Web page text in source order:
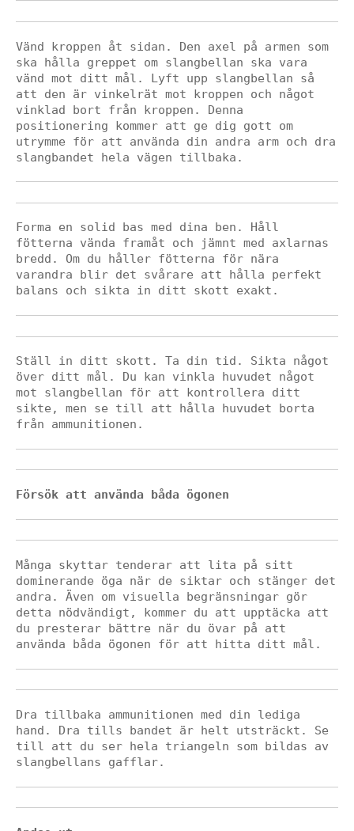
Vänd kroppen åt sidan. Den axel på armen som
ska hålla greppet om slangbellan ska vara
vänd mot ditt mål. Lyft upp slangbellan så
att den är vinkelrät mot kroppen och något
vinklad bort från kroppen. Denna
positionering kommer att ge dig gott om
utrymme för att använda din andra arm och dra
slangbandet hela vägen tillbaka.
Forma en solid bas med dina ben. Håll
fötterna vända framåt och jämnt med axlarnas
bredd. Om du håller fötterna för nära
varandra blir det svårare att hålla perfekt
balans och sikta in ditt skott exakt.
Ställ in ditt skott. Ta din tid. Sikta något
över ditt mål. Du kan vinkla huvudet något
mot slangbellan för att kontrollera ditt
sikte, men se till att hålla huvudet borta
från ammunitionen.
Försök att använda båda ögonen
Många skyttar tenderar att lita på sitt
dominerande öga när de siktar och stänger det
andra. Även om visuella begränsningar gör
detta nödvändigt, kommer du att upptäcka att
du presterar bättre när du övar på att
använda båda ögonen för att hitta ditt mål.
Dra tillbaka ammunitionen med din lediga
hand. Dra tills bandet är helt utsträckt. Se
till att du ser hela triangeln som bildas av
slangbellans gafflar.